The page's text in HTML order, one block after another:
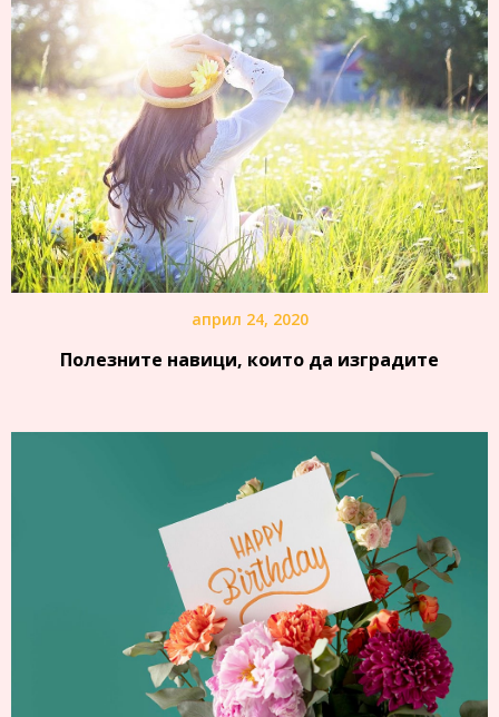
април 24, 2020
Полезните навици, които да изградите